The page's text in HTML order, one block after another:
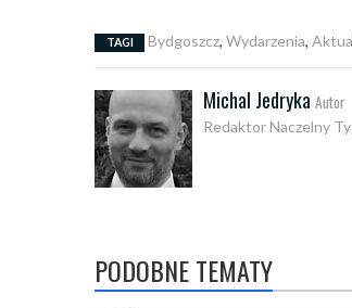
TAGI Bydgoszcz, Wydarzenia,
Michal Jedryka Autor
Redaktor Naczelny
PODOBNE TEMATY